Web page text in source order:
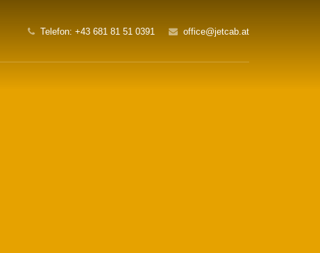
Telefon: +43 681 81 51 0391 office@jetcab.at